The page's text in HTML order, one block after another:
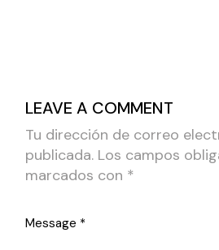
LEAVE A COMMENT
Tu dirección de correo
publicada. Los campos
marcados con *